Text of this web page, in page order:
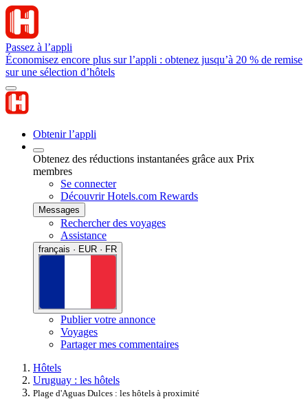
Passez à l’appli
Économisez encore plus sur l’appli : obtenez jusqu’à 20 % de remise
sur une sélection d’hôtels
Obtenir l’appli
Obtenez des réductions instantanées grâce aux Prix
membres
Se connecter
Découvrir Hotels.com Rewards
Messages
Rechercher des voyages
Assistance
français · EUR · FR
Publier votre annonce
Voyages
Partager mes commentaires
Hôtels
Uruguay : les hôtels
Plage d'Aguas Dulces : les hôtels à proximité